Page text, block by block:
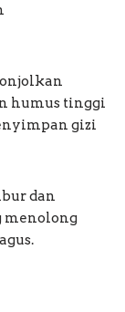
humus tinggi
gizi
dan
menolong